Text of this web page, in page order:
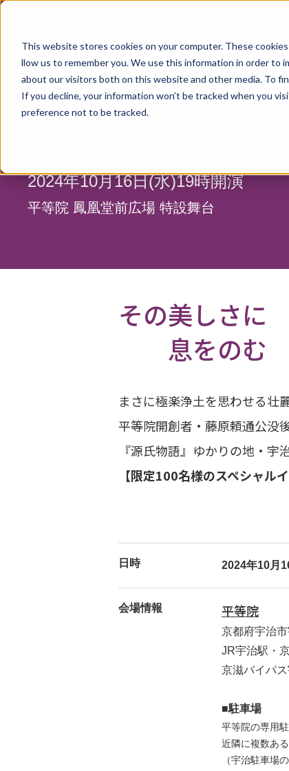
This website stores cookies on your computer. These
llow us to remember you. We use this information in order to
about our visitors both on this website and other media. To
If you decline, your information won’t be tracked when you
preference not to be tracked.
沖縄
2024年9月20日(
沖縄 美ら海水族
鹿児島 カクイッ
京都
2024年10月17日(
沖縄 海洋博公園(
二日
2024年11月14日(
奈良
2024年12月20日(
楽しむ能「楽」プロジェクト!
平等院能楽特別公演 【第
2024年10月16日(水)19時開演
平等院 鳳凰堂前広場 特設舞台
その美しさに
息をのむ
まさに極楽浄土を思わせる壮
平等院開創者・藤原頼通公没
『源氏物語』ゆかりの地・宇
【限定100名様のスペシャル
日時 2024年10月
会場情報 平等院
京都府宇治
JR宇治駅・
京滋バイパ
■駐車場
平等院の専用
近隣に複数あ
（宇治駐車場